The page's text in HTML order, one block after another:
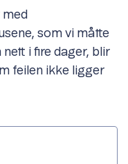
som vi måtte
i fire dager, blir
feilen ikke ligger